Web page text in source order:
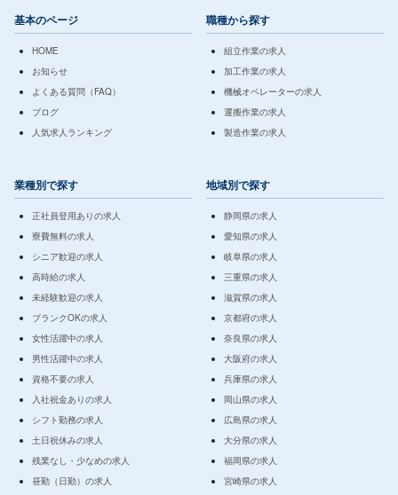
基本のページ
HOME
お知らせ
よくある質問（FAQ）
ブログ
人気求人ランキング
職種から探す
組立作業の求人
加工作業の求人
機械オペレーターの求人
運搬作業の求人
製造作業の求人
業種別で探す
正社員登用ありの求人
寮費無料の求人
シニア歓迎の求人
高時給の求人
未経験歓迎の求人
ブランクOKの求人
女性活躍中の求人
男性活躍中の求人
資格不要の求人
入社祝金ありの求人
シフト勤務の求人
土日祝休みの求人
残業なし・少なめの求人
昼勤（日勤）の求人
地域別で探す
静岡県の求人
愛知県の求人
岐阜県の求人
三重県の求人
滋賀県の求人
京都府の求人
奈良県の求人
大阪府の求人
兵庫県の求人
岡山県の求人
広島県の求人
大分県の求人
福岡県の求人
宮崎県の求人